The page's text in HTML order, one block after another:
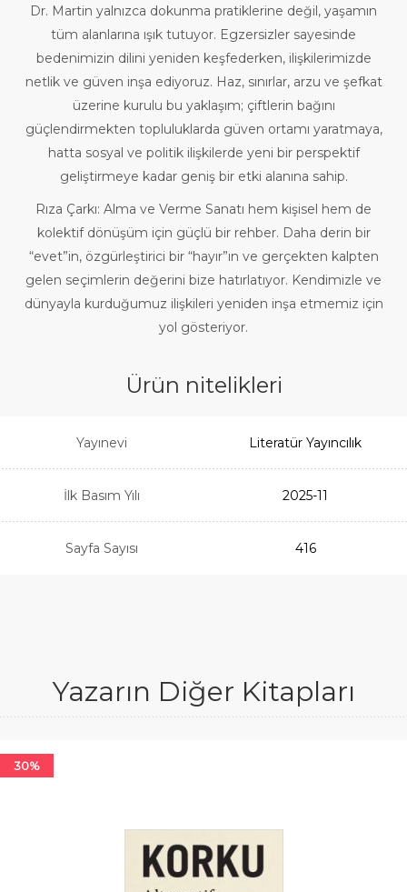
Dr. Martin yalnızca dokunma pratiklerine değil, yaşamın
tüm alanlarına ışık tutuyor. Egzersizler sayesinde
bedenimizin dilini yeniden keşfederken, ilişkilerimizde
netlik ve güven inşa ediyoruz. Haz, sınırlar, arzu ve şefkat
üzerine kurulu bu yaklaşım; çiftlerin bağını
güçlendirmekten topluluklarda güven ortamı yaratmaya,
hatta sosyal ve politik ilişkilerde yeni bir perspektif
geliştirmeye kadar geniş bir etki alanına sahip.
Rıza Çarkı: Alma ve Verme Sanatı hem kişisel hem de
kolektif dönüşüm için güçlü bir rehber. Daha derin bir
“evet”in, özgürleştirici bir “hayır”ın ve gerçekten kalpten
gelen seçimlerin değerini bize hatırlatıyor. Kendimizle ve
dünyayla kurduğumuz ilişkileri yeniden inşa etmemiz için
yol gösteriyor.
Ürün nitelikleri
Yayınevi Literatür Yayıncılık
İlk Basım Yılı 2025-11
Sayfa Sayısı 416
Yazarın Diğer Kitapları
30%